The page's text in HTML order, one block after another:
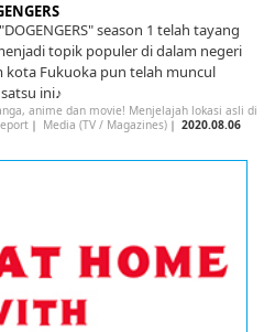
season 1 telah tayang
topik populer di dalam negeri
kota Fukuoka pun telah muncul
ini♪
anime dan movie! Menjelajah lokasi asli di
｜ Media (TV / Magazines)｜ 2020.08.06